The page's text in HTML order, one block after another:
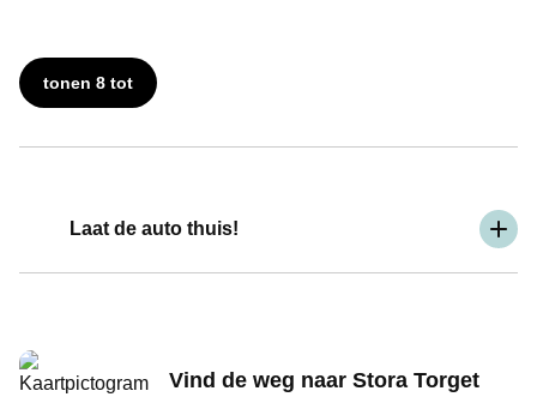
tonen 8 tot
Laat de auto thuis!
Vind de weg naar Stora Torget